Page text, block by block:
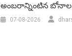
అంబరాన్నింటిన బోనాల
07-08-2026